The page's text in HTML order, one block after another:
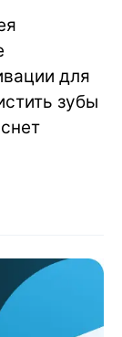
для
зубы